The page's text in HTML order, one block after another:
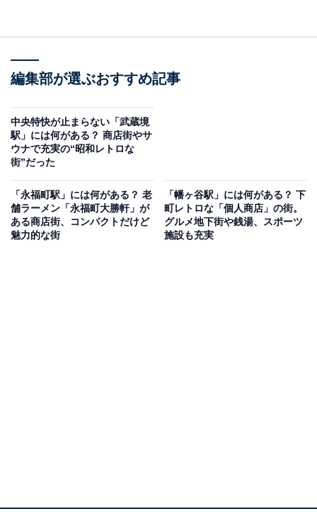
が上宿(上町)と呼ばれていたことに由来するそうです。
編集部が選ぶおすすめ記事
中央特快が止まらない「武蔵境
駅」には何がある？ 商店街やサ
ウナで充実の“昭和レトロな
街”だった
「永福町駅」には何がある？ 老
舗ラーメン「永福町大勝軒」が
ある商店街、コンパクトだけど
魅力的な街
「幡ヶ谷駅」には何がある？ 下
町レトロな「個人商店」の街。
グルメ地下街や銭湯、スポーツ
施設も充実